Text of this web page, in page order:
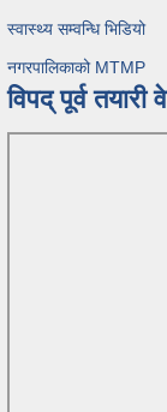
स्वास्थ्य सम्वन्धि भिडियो
नगरपालिकाको MTMP
विपद् पूर्व तयारी